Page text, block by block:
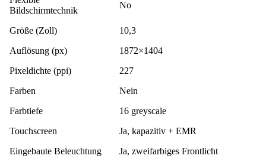
Bildschirmtechnik
No
Größe (Zoll)
10,3
Auflösung (px)
1872×1404
Pixeldichte (ppi)
227
Farben
Nein
Farbtiefe
16 greyscale
Touchscreen
Ja, kapazitiv + EMR
Eingebaute Beleuchtung
Ja, zweifarbiges Frontlicht